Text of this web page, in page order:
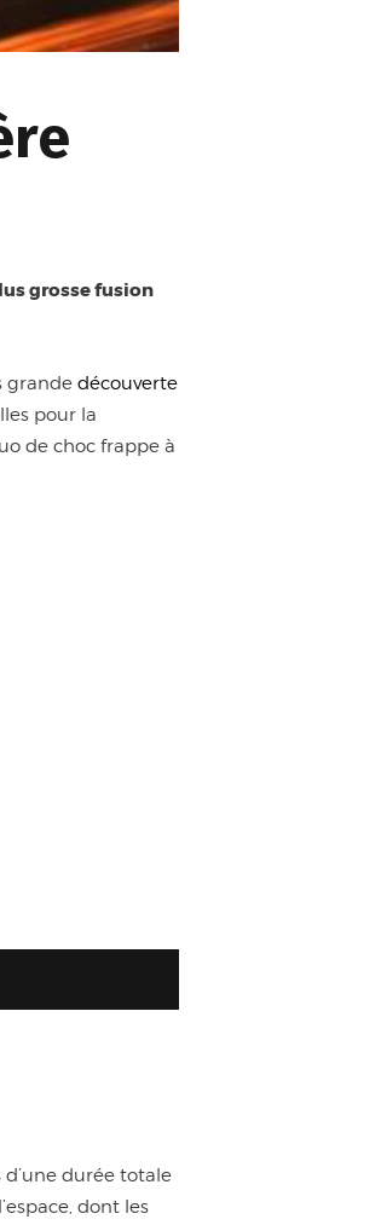
grosse fusion
grande découverte
pour la
de choc frappe à
durée totale
dont les